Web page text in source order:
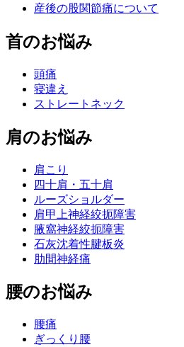
産後の股関節痛について
首のお悩み
頭痛
寝違え
ストレートネック
肩のお悩み
肩こり
四十肩・五十肩
ルーズショルダー
肩甲上神経絞扼障害
腋窩神経絞扼障害
石灰沈着性腱板炎
肋間神経痛
腰のお悩み
腰痛
ぎっくり腰